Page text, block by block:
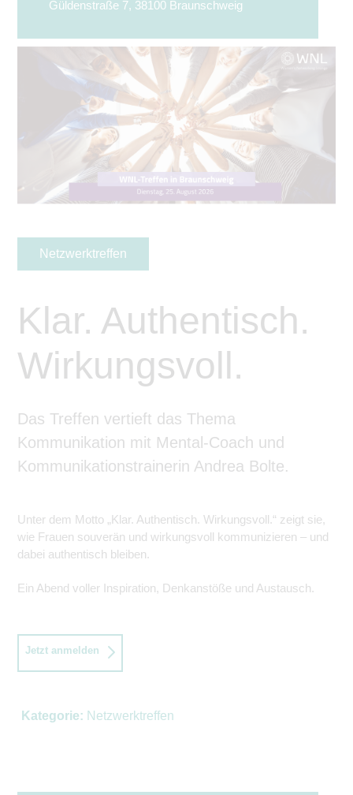
Güldenstraße 7, 38100 Braunschweig
Netzwerktreffen
Klar. Authentisch.
Wirkungsvoll.
Das Treffen vertieft das Thema
Kommunikation mit Mental-Coach und
Kommunikationstrainerin Andrea Bolte.
Unter dem Motto „Klar. Authentisch. Wirkungsvoll.“ zeigt sie,
wie Frauen souverän und wirkungsvoll kommunizieren – und
dabei authentisch bleiben.
Ein Abend voller Inspiration, Denkanstöße und Austausch.
Jetzt anmelden
Kategorie: Netzwerktreffen